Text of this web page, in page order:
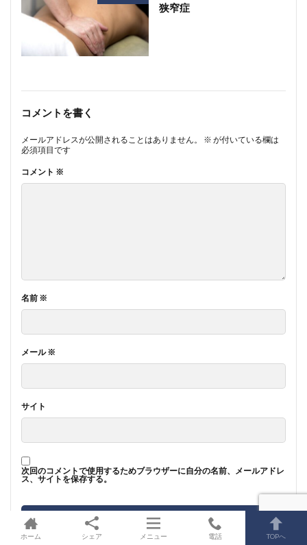
狭窄症
コメントを書く
メールアドレスが公開されることはありません。 ※ が付いている欄は
必須項目です
コメント ※
名前 ※
メール※
サイト
次回のコメントで使用するためブラウザーに自分の名前、メールアドレ
ス、サイトを保存する。
ホーム シェア メニュー 電話 TOPへ